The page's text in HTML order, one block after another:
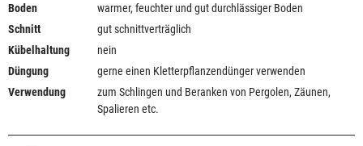
Boden
warmer, feuchter und gut durchlässiger Boden
Schnitt
gut schnittverträglich
Kübelhaltung
nein
Düngung
gerne einen Kletterpflanzendünger verwenden
Verwendung
zum Schlingen und Beranken von Pergolen, Zäunen,
Spalieren etc.